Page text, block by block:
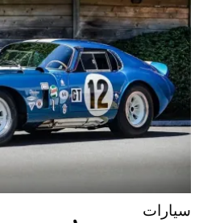
سيارات